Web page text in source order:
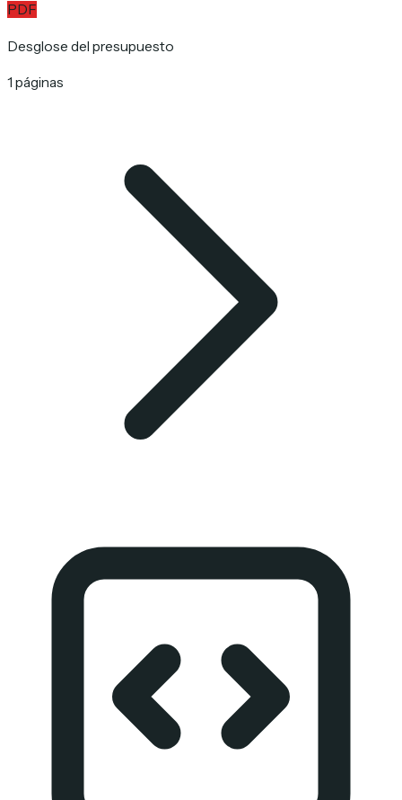
PDF
Desglose del presupuesto
1 páginas